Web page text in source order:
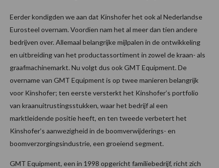
Eerder kondigden we aan dat Kinshofer het ook al Nederlandse
Eurosteel overnam. Voordien nam het al meer dan tien andere
bedrijven over. Allemaal belangrijke mijlpalen in de ontwikkeling
en uitbreiding van het productassortiment in zowel de kraan- als
graafmachinemarkt. Nu volgt dus ook GMT Equipment. De
overname van GMT Equipment is op twee manieren belangrijk
voor Kinshofer; ten eerste versterkt het Kinshofer’s portfolio
van kraanuitrustingsstukken, waar het bedrijf al een
marktleidende positie heeft, en ten tweede verbetert het
Kinshofer’s aanwezigheid in de boomverwijderings- en
boomverzorgingsindustrie, een groeiend segment.
GMT Equipment, een in 1998 opgericht familiebedrijf, richt zich